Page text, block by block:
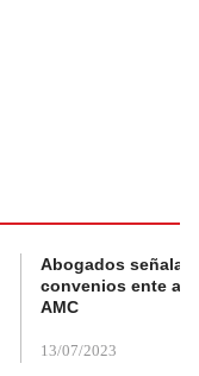
Abogados
convenios ente
AMC
13/07/2023